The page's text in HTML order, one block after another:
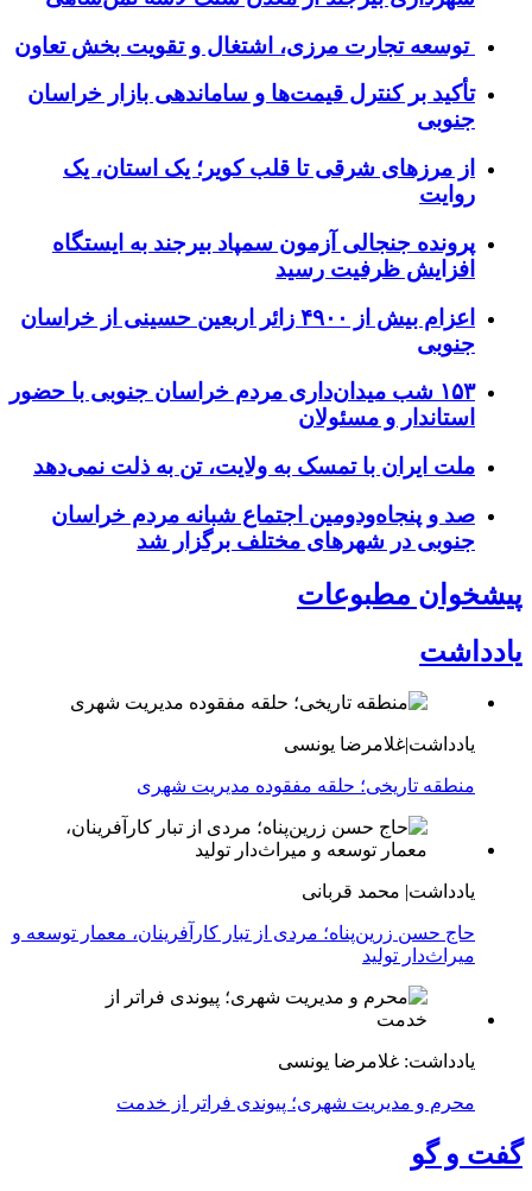
توسعه تجارت مرزی، اشتغال و تقویت بخش تعاون
تأکید بر کنترل قیمت‌ها و ساماندهی بازار خراسان
جنوبی
از مرزهای شرقی تا قلب کویر؛ یک استان، یک
روایت
پرونده جنجالی آزمون سمپاد بیرجند به ایستگاه
افزایش ظرفیت رسید
اعزام بیش از ۴۹۰۰ زائر اربعین حسینی از خراسان
جنوبی
۱۵۳ شب میدان‌داری مردم خراسان جنوبی با حضور
استاندار و مسئولان
ملت ایران با تمسک به ولایت، تن به ذلت نمی‌دهد
صد و پنجاه‌ودومین اجتماع شبانه مردم خراسان
جنوبی در شهرهای مختلف برگزار شد
پیشخوان مطبوعات
یادداشت
یادداشت|غلامرضا یونسی
منطقه تاریخی؛ حلقه مفقوده مدیریت شهری
یادداشت| محمد قربانی
حاج حسن زرین‌پناه؛ مردی از تبار کارآفرینان، معمار توسعه و
میراث‌دار تولید
یادداشت: غلامرضا یونسی
محرم و مدیریت شهری؛ پیوندی فراتر از خدمت
گفت و گو